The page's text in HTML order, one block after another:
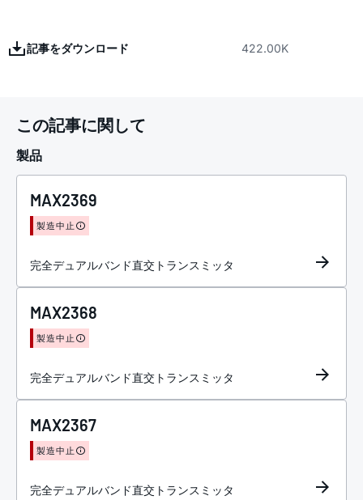
記事をダウンロード 422.00K
この記事に関して
製品
MAX2369
製造中止
完全デュアルバンド直交トランスミッタ
MAX2368
製造中止
完全デュアルバンド直交トランスミッタ
MAX2367
製造中止
完全デュアルバンド直交トランスミッタ